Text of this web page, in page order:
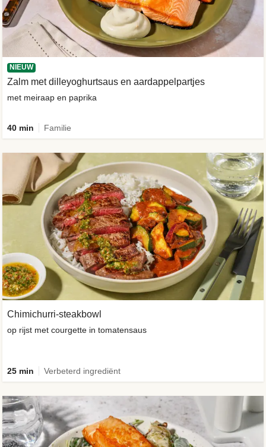
NIEUW
Zalm met dilleyoghurtsaus en aardappelpartjes
met meiraap en paprika
40 min Familie
Chimichurri-steakbowl
op rijst met courgette in tomatensaus
25 min Verbeterd ingrediënt